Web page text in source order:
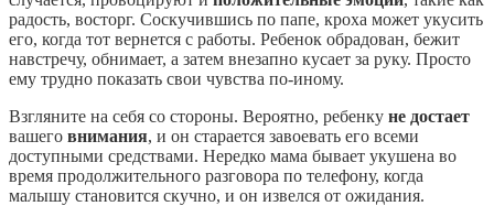
радость, восторг. Соскучившись по папе, кроха может укусить
его, когда тот вернется с работы. Ребенок обрадован, бежит
навстречу, обнимает, а затем внезапно кусает за руку. Просто
ему трудно показать свои чувства по-иному.
Взгляните на себя со стороны. Вероятно, ребенку не достает
вашего внимания, и он старается завоевать его всеми
доступными средствами. Нередко мама бывает укушена во
время продолжительного разговора по телефону, когда
малышу становится скучно, и он извелся от ожидания.